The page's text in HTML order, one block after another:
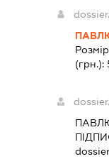
(грн.):